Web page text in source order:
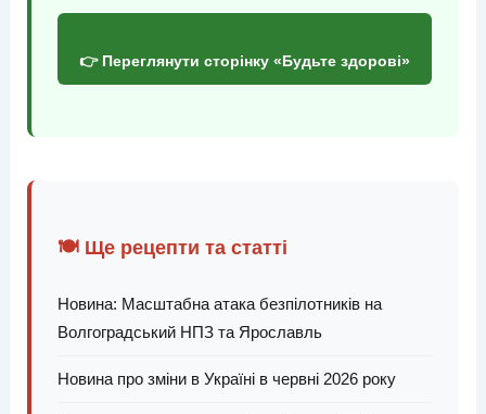
👉 Переглянути сторінку «Будьте здорові»
🍽️ Ще рецепти та статті
Новина: Масштабна атака безпілотників на
Волгоградський НПЗ та Ярославль
Новина про зміни в Україні в червні 2026 року